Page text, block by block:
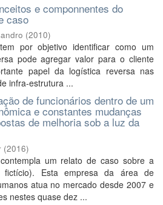
e componnentes do
caso
(2010)
por objetivo identificar como um
pode agregar valor para o cliente
papel da logística reversa nas
infra-estrutura ...
de funcionários dentro de um
e constantes mudanças
de melhoria sob a luz da
(2016)
um relato de caso sobre a
fictício). Esta empresa da área de
atua no mercado desde 2007 e
nestes quase dez ...